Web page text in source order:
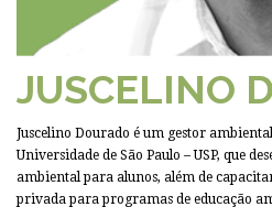
JUSCELINO
Juscelino Dourado é um gestor
Universidade de São Paulo – USP, que
ambiental para alunos, além de
privada para programas de educação